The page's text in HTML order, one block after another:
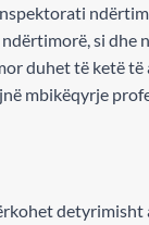
si dhe
duhet të ketë
mbikëqyrje